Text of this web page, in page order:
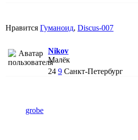
Нравится Гуманоид, Discus-007
Nikov
Малёк
24 9 Санкт-Петербург
grobe